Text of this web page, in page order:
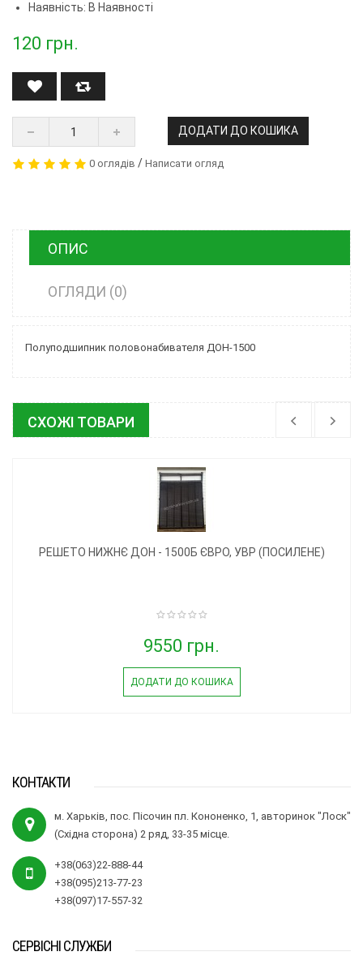
Наявність: В Наявності
120 грн.
ДОДАТИ ДО КОШИКА
0 оглядів / Написати огляд
ОПИС
ОГЛЯДИ (0)
Полуподшипник половонабивателя ДОН-1500
СХОЖІ ТОВАРИ
РЕШЕТО НИЖНЄ ДОН - 1500Б ЄВРО, УВР (ПОСИЛЕНЕ)
9550 грн.
ДОДАТИ ДО КОШИКА
КОНТАКТИ
м. Харьків, пос. Пісочин пл. Кононенко, 1, авторинок "Лоск"
(Східна сторона) 2 ряд, 33-35 місце.
+38(063)22-888-44
+38(095)213-77-23
+38(097)17-557-32
СЕРВІСНІ СЛУЖБИ